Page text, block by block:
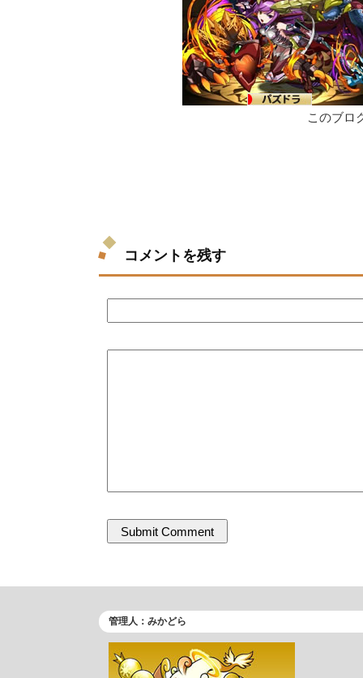
このブロ
コメントを残す
管理人：みかどら